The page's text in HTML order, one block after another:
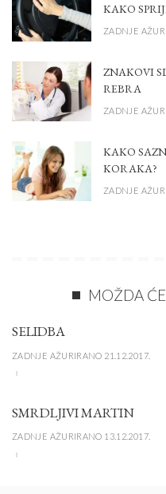
KAKO
ZADNJE
ZNAKOVI
REBRA
ZADNJE
KAKO
KORAKA?
ZADNJE
MOŽDA
SELIDBA
ZADNJE AŽURIRANO 21.12.2017.
SMRDLJIVI MARTIN
ZADNJE AŽURIRANO 13.12.2017.